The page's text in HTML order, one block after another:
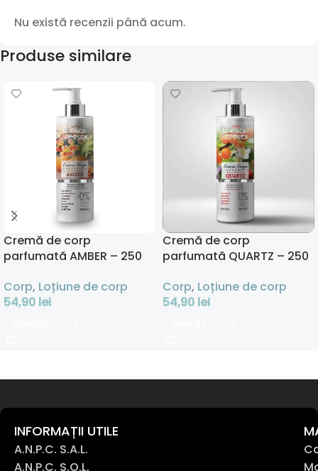
Nu există recenzii până acum.
Produse similare
Cremă de corp
parfumată AMBER – 250
Corp, Loțiune de corp
54,90 lei
Cremă de corp
parfumată QUARTZ – 250
Corp, Loțiune de corp
54,90 lei
INFORMAȚII UTILE
A.N.P.C. S.A.L.
A.N.P.C. S.O.L.